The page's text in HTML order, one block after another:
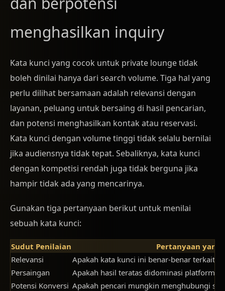
menghasilkan inquiry
Kata kunci yang cocok untuk private lounge tidak
boleh dinilai hanya dari search volume. Tiga hal yang
perlu dilihat bersamaan adalah relevansi dengan
layanan, peluang untuk bersaing di hasil pencarian,
dan potensi menghasilkan kontak atau reservasi.
Kata kunci dengan volume tinggi tidak selalu bernilai
jika audiensnya tidak tepat. Sebaliknya, kata kunci
dengan kompetisi rendah juga tidak berguna jika
hampir tidak ada yang mencarinya.
Gunakan tiga pertanyaan berikut untuk menilai
sebuah kata kunci:
Sudut Penilaian
Pertanyaan yang
Relevansi
Apakah kata kunci ini benar-benar terkait
Persaingan
Apakah hasil teratas didominasi platform
Potensi Konversi Apakah pencari mungkin menghubungi